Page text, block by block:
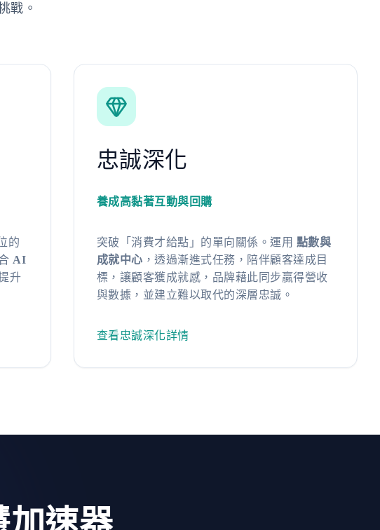
戰。
的
AI
升
忠誠深化
養成高黏著互動與回購
突破「消費才給點」的單向關係。運用 點數與
成就中心 ，透過漸進式任務，陪伴顧客達成目
標，讓顧客獲成就感，品牌藉此同步贏得營收
與數據，並建立難以取代的深層忠誠。
查看忠誠深化詳情
加速器